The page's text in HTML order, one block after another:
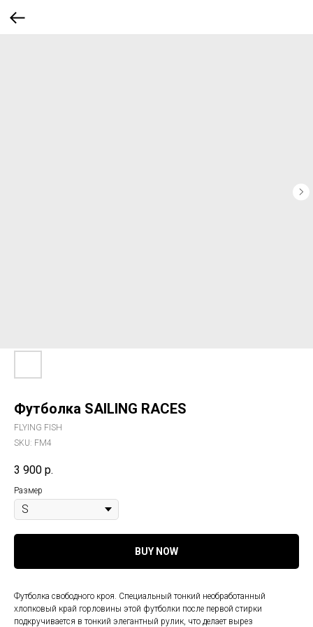
Футболка SAILING RACES
FLYING FISH
SKU: FM4
3 900 р.
Размер
BUY NOW
Футболка свободного кроя. Специальный тонкий необработанный
хлопковый край горловины этой футболки после первой стирки
подкручивается в тонкий элегантный рулик, что делает вырез